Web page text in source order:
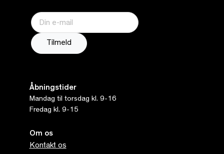
Åbningstider
Mandag til torsdag kl. 9-16
Fredag kl. 9-15
Om os
Kontakt os